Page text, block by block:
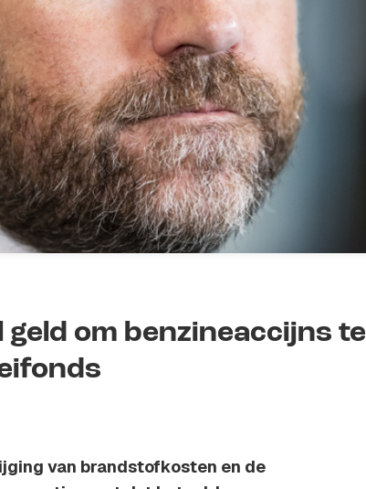
om benzineaccijns te
van brandstofkosten en de